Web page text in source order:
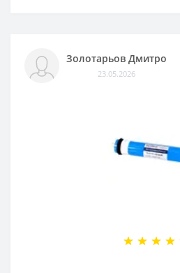
Золотарьов Дмитро
23.05.2026